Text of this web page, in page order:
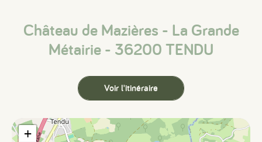
Château de Mazières - La Grande
Métairie - 36200 TENDU
Voir l'itinéraire
+